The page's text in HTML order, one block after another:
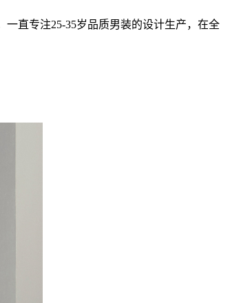
一直专注25-35岁品质男装的设计生产，在全